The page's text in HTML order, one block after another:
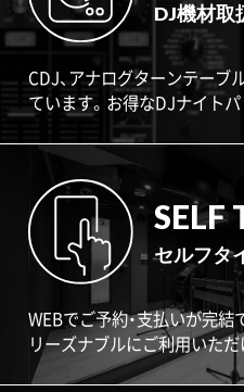
DJ機材取
CDJ、アナログターンテーブ
ています。お得なDJナイト
SELF
セルフタ
WEBでご予約・支払いが完
リーズナブルにご利用いただ